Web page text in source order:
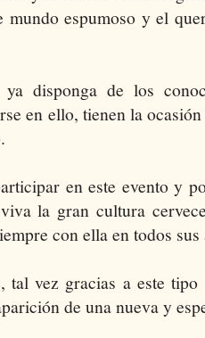
mundo espumoso y el
disponga de los
en ello, tienen la
en este evento y
la gran cultura
con ella en todos sus
tal vez gracias a este
de una nueva y